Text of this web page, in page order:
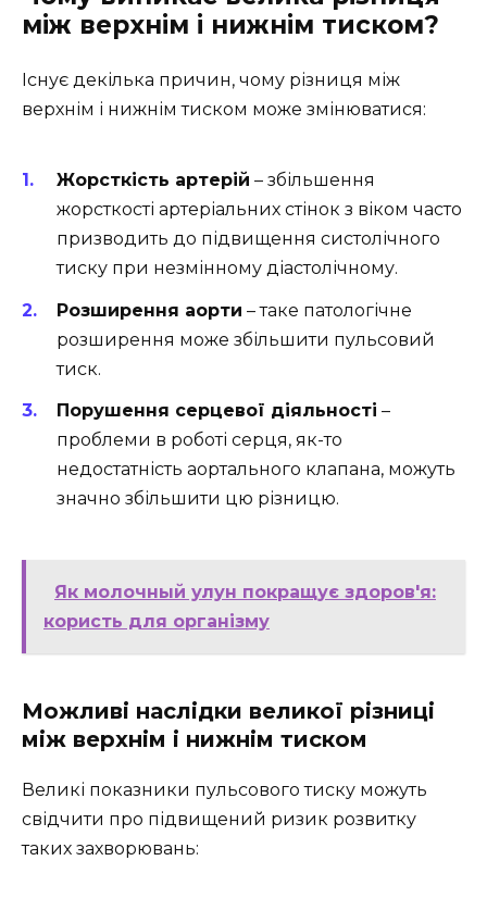
між верхнім і нижнім тиском?
Існує декілька причин, чому різниця між
верхнім і нижнім тиском може змінюватися:
Жорсткість артерій – збільшення
жорсткості артеріальних стінок з віком часто
призводить до підвищення систолічного
тиску при незмінному діастолічному.
Розширення аорти – таке патологічне
розширення може збільшити пульсовий
тиск.
Порушення серцевої діяльності –
проблеми в роботі серця, як-то
недостатність аортального клапана, можуть
значно збільшити цю різницю.
Як молочный улун покращує здоров'я:
користь для організму
Можливі наслідки великої різниці
між верхнім і нижнім тиском
Великі показники пульсового тиску можуть
свідчити про підвищений ризик розвитку
таких захворювань: